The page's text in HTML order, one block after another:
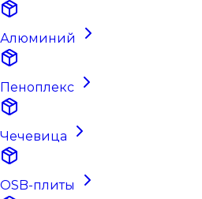
Алюминий
Пеноплекс
Чечевица
OSB-плиты